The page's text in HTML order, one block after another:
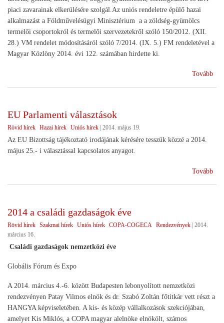
piaci zavarainak elkerülésére szolgál.Az uniós rendeletre épülő hazai
alkalmazást a Földművelésügyi Minisztérium a a zöldség-gyümölcs
termelői csoportokról és termelői szervezetekről szóló 150/2012. (XII.
28.) VM rendelet módosításáról szóló 7/2014. (IX. 5.) FM rendeletével a
Magyar Közlöny 2014. évi 122. számában hirdette ki.
Tovább
EU Parlamenti választások
Rövid hírek Hazai hírek Uniós hírek 2014. május 19.
Az EU Bizottság tájékoztató irodájának kérésére tesszük közzé a 2014.
május 25.- i választással kapcsolatos anyagot.
Tovább
2014 a családi gazdaságok éve
Rövid hírek Szakmai hírek Uniós hírek COPA-COGECA Rendezvények 2014.
március 16.
Családi gazdaságok nemzetközi éve
Globális Fórum és Expo
A 2014. március 4.-6. között Budapesten lebonyolított nemzetközi
rendezvényen Patay Vilmos elnök és dr. Szabó Zoltán főtitkár vett részt a
HANGYA képviseletében. A kis- és közép vállalkozások szekciójában,
amelyet Kis Miklós, a COPA magyar alelnöke elnökölt, számos